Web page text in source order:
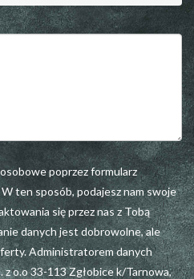
poprzez formularz
ten sposób, podajesz nam swoje
się przez nas z Tobą
danych jest dobrowolne, ale
Administratorem danych
o.o 33-113 Zgłobice k/Tarnowa,